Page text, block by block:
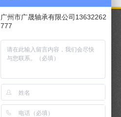
广州市广晟轴承有限公司13632262
777